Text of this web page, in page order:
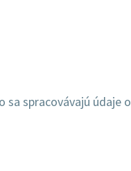
sa spracovávajú údaje o